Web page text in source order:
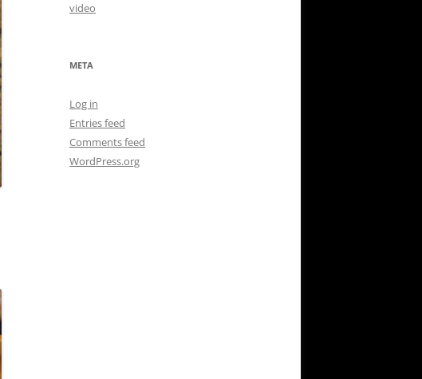
video
META
Log in
Entries feed
Comments feed
WordPress.org